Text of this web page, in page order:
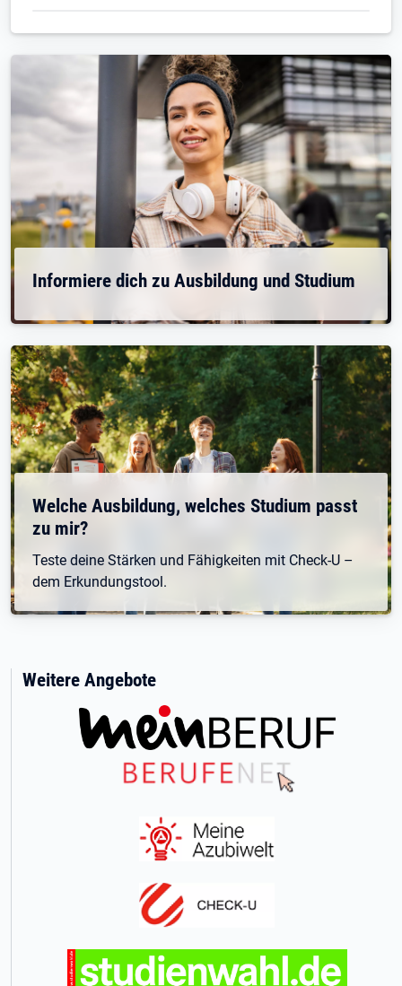
Informiere dich zu Ausbildung und Studium
Welche Ausbildung, welches Studium passt
zu mir?
Teste deine Stärken und Fähigkeiten mit Check-U –
dem Erkundungstool.
Weitere Angebote